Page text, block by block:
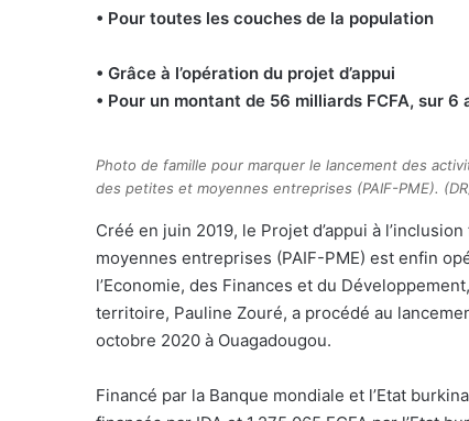
• Pour toutes les couches de la population
• Grâce à l’opération du projet d’appui
• Pour un montant de 56 milliards FCFA, sur 6
Photo de famille pour marquer le lancement des
des petites et moyennes entreprises (PAIF-PME).
Créé en juin 2019, le Projet d’appui à
moyennes entreprises (PAIF-PME) est enfin
l’Economie, des Finances et du
territoire, Pauline Zouré, a procédé au
octobre 2020 à Ouagadougou.
Financé par la Banque mondiale et l’Etat